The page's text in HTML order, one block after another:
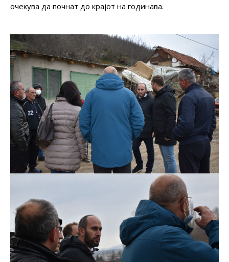
очекува да почнат до крајот на годинава.